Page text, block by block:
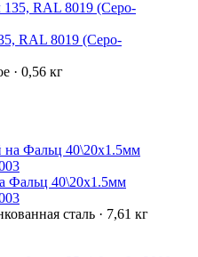
RAL 8019 (Серо-
· 0,56 кг
Фальц 40\20х1.5мм
сталь · 7,61 кг